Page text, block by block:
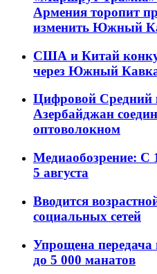
Армения торопит
изменить Южный
США и Китай
через Южный
Цифровой Средний
Азербайджан
оптоволокном
Медиаобозрение: С
5 августа
Вводится
социальных сетей
Упрощена передача
до 5 000 манатов